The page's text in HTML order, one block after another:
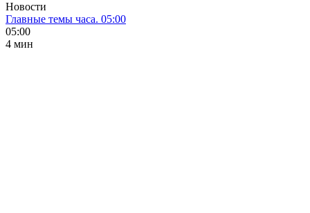
Новости
Главные темы часа. 05:00
05:00
4 мин